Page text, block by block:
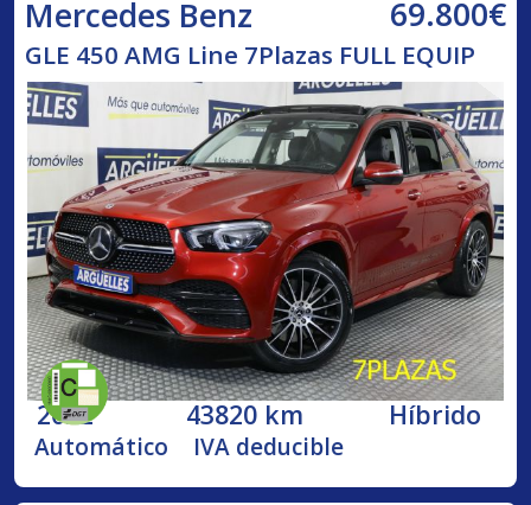
Mercedes Benz 69.800€
GLE 450 AMG Line 7Plazas FULL EQUIP
2022 43820 km Híbrido
Automático IVA deducible